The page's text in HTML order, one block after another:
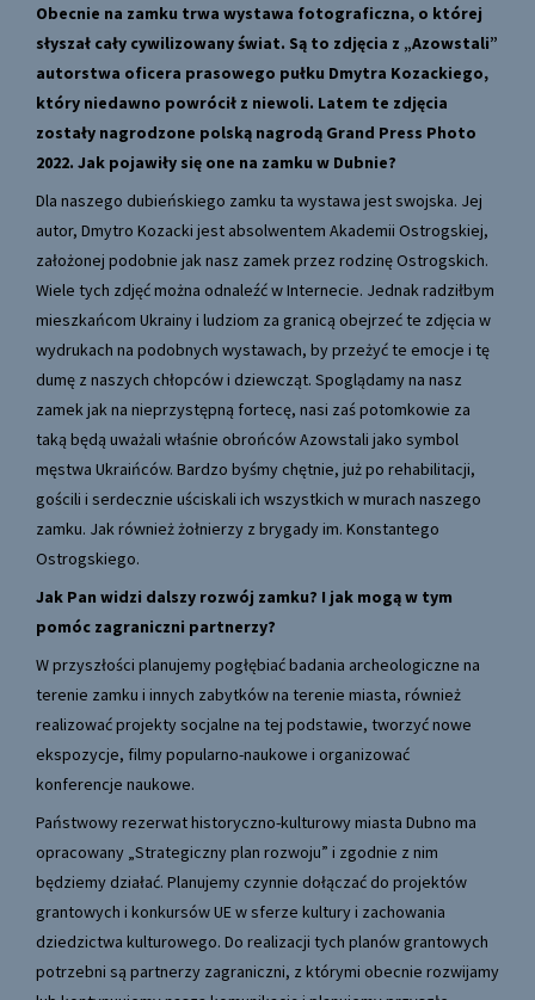
Obecnie na zamku trwa wystawa fotograficzna, o której
słyszał cały cywilizowany świat. Są to zdjęcia z „Azowstali”
autorstwa oficera prasowego pułku Dmytra Kozackiego,
który niedawno powrócił z niewoli. Latem te zdjęcia
zostały nagrodzone polską nagrodą Grand Press Photo
2022. Jak pojawiły się one na zamku w Dubnie?
Dla naszego dubieńskiego zamku ta wystawa jest swojska. Jej
autor, Dmytro Kozacki jest absolwentem Akademii Ostrogskiej,
założonej podobnie jak nasz zamek przez rodzinę Ostrogskich.
Wiele tych zdjęć można odnaleźć w Internecie. Jednak radziłbym
mieszkańcom Ukrainy i ludziom za granicą obejrzeć te zdjęcia w
wydrukach na podobnych wystawach, by przeżyć te emocje i tę
dumę z naszych chłopców i dziewcząt. Spoglądamy na nasz
zamek jak na nieprzystępną fortecę, nasi zaś potomkowie za
taką będą uważali właśnie obrońców Azowstali jako symbol
męstwa Ukraińców. Bardzo byśmy chętnie, już po rehabilitacji,
gościli i serdecznie uściskali ich wszystkich w murach naszego
zamku. Jak również żołnierzy z brygady im. Konstantego
Ostrogskiego.
Jak Pan widzi dalszy rozwój zamku? I jak mogą w tym
pomóc zagraniczni partnerzy?
W przyszłości planujemy pogłębiać badania archeologiczne na
terenie zamku i innych zabytków na terenie miasta, również
realizować projekty socjalne na tej podstawie, tworzyć nowe
ekspozycje, filmy popularno-naukowe i organizować
konferencje naukowe.
Państwowy rezerwat historyczno-kulturowy miasta Dubno ma
opracowany „Strategiczny plan rozwoju” i zgodnie z nim
będziemy działać. Planujemy czynnie dołączać do projektów
grantowych i konkursów UE w sferze kultury i zachowania
dziedzictwa kulturowego. Do realizacji tych planów grantowych
potrzebni są partnerzy zagraniczni, z którymi obecnie rozwijamy